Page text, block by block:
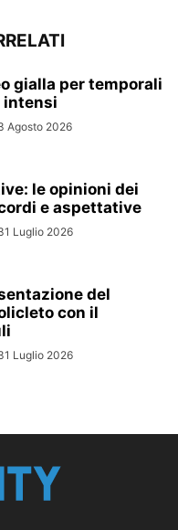
gialla per temporali
intensi
Agosto 2026
le opinioni dei
e aspettative
Luglio 2026
del
con il
Luglio 2026